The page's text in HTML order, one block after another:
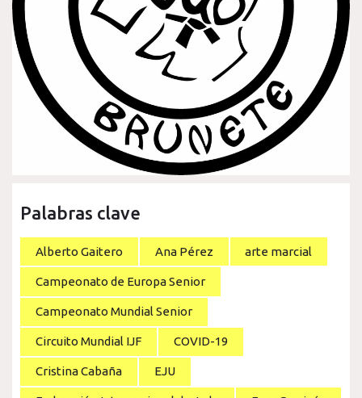
Palabras clave
Alberto Gaitero Ana Pérez arte marcial
Campeonato de Europa Senior
Campeonato Mundial Senior
Circuito Mundial IJF COVID-19
Cristina Cabaña EJU